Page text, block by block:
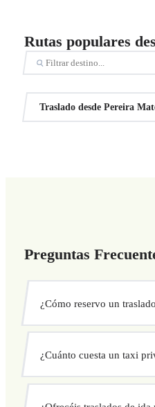
Rutas populares
Traslado desde Pereira
Preguntas
¿Cómo reservo un
Usa nuestro formulario de
tu traslado al instante. Elige
¿Cuánto cuesta un taxi